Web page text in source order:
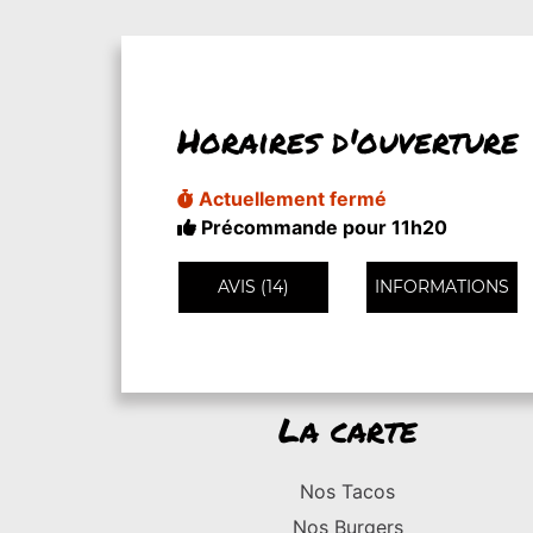
Horaires d'ouverture
Actuellement fermé
Précommande pour 11h20
AVIS (14) INFORMATIONS
La carte
Nos Tacos
Nos Burgers